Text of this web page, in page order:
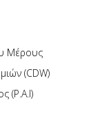
Μέρους
(CDW)
(P.A.I)